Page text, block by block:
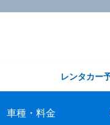
レンタカー
車種・料金